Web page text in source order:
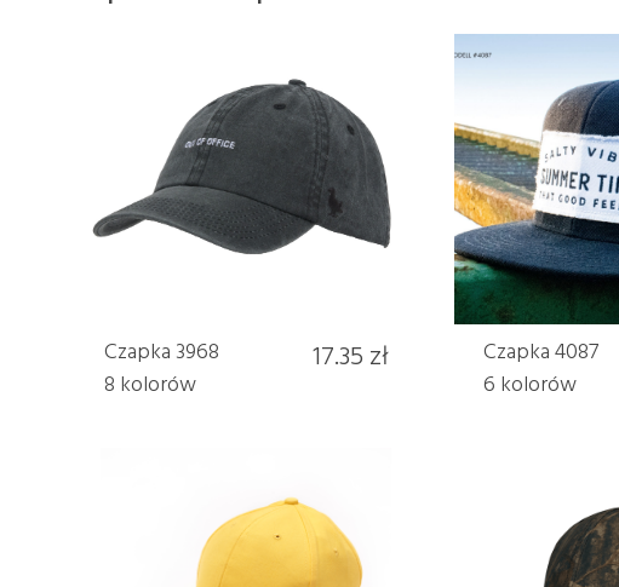
Czapka 3968
8 kolorów
17.35 zł
Czapka 4087
6 kolorów